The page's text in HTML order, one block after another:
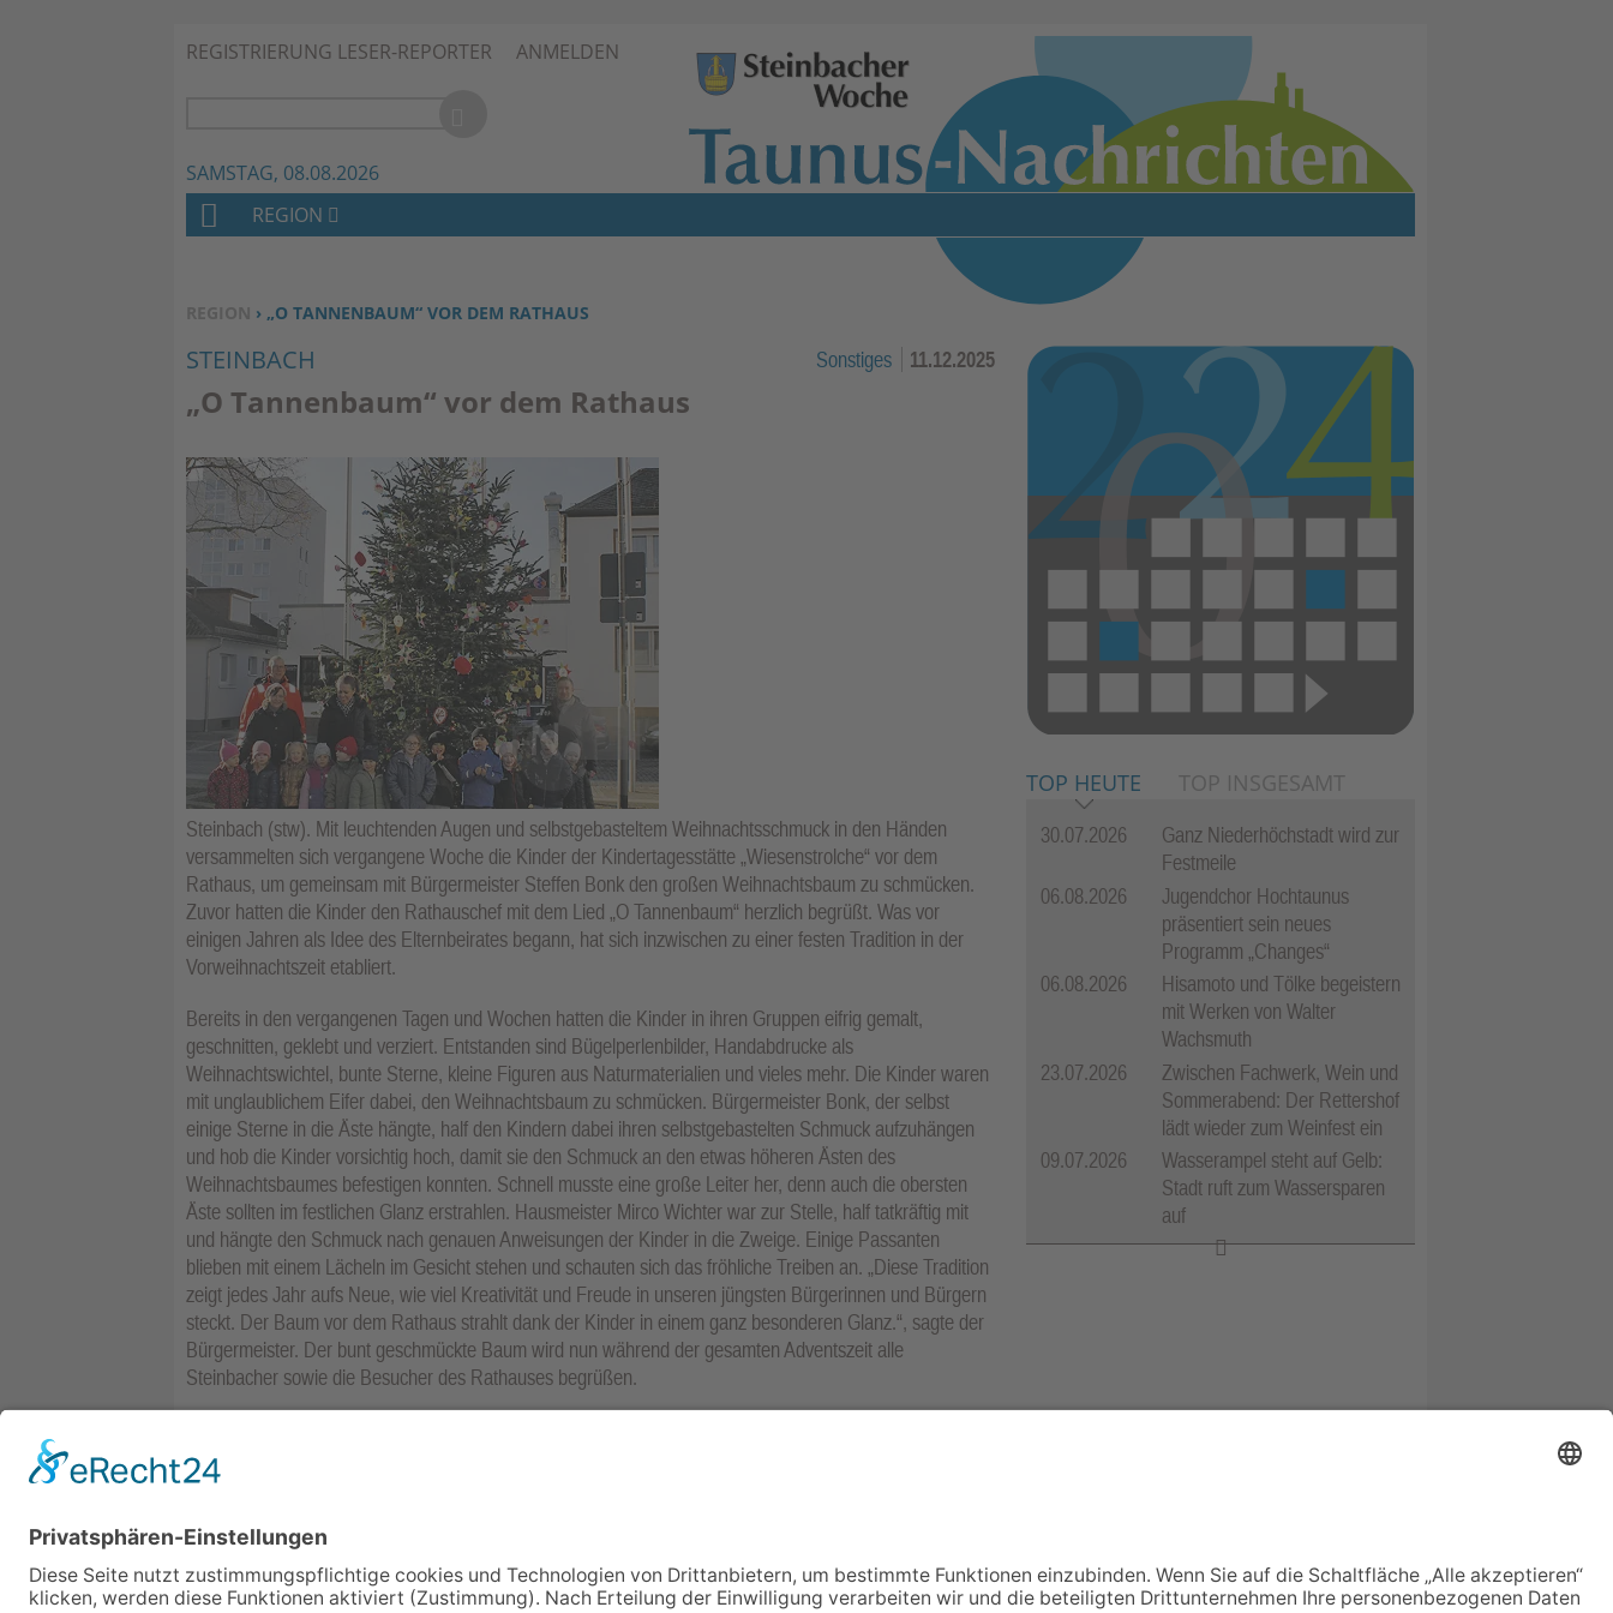
Zum Inhalt springen ↓
REGISTRIERUNG LESER-REPORTER ANMELDEN
SAMSTAG, 08.08.2026
SIE BEFINDEN SICH HIER:
REGION › „O TANNENBAUM“ VOR DEM RATHAUS
STEINBACH Sonstiges 11.12.2025
„O Tannenbaum“ vor dem Rathaus
Steinbach (stw). Mit leuchtenden Augen und selbstgebasteltem Weihnachtsschmuck in den Händen
versammelten sich vergangene Woche die Kinder der Kindertagesstätte „Wiesenstrolche“ vor dem
Rathaus, um gemeinsam mit Bürgermeister Steffen Bonk den großen Weihnachtsbaum zu schmücken.
Zuvor hatten die Kinder den Rathauschef mit dem Lied „O Tannenbaum“ herzlich begrüßt. Was vor
einigen Jahren als Idee des Elternbeirates begann, hat sich inzwischen zu einer festen Tradition in der
Vorweihnachtszeit etabliert.
Bereits in den vergangenen Tagen und Wochen hatten die Kinder in ihren Gruppen eifrig gemalt,
geschnitten, geklebt und verziert. Entstanden sind Bügelperlenbilder, Handabdrucke als
Weihnachtswichtel, bunte Sterne, kleine Figuren aus Naturmaterialien und vieles mehr. Die Kinder waren
mit unglaublichem Eifer dabei, den Weihnachtsbaum zu schmücken. Bürgermeister Bonk, der selbst
einige Sterne in die Äste hängte, half den Kindern dabei ihren selbstgebastelten Schmuck aufzuhängen
und hob die Kinder vorsichtig hoch, damit sie den Schmuck an den etwas höheren Ästen des
Weihnachtsbaumes befestigen konnten. Schnell musste eine große Leiter her, denn auch die obersten
Äste sollten im festlichen Glanz erstrahlen. Hausmeister Mirco Wichter war zur Stelle, half tatkräftig mit
und hängte den Schmuck nach genauen Anweisungen der Kinder in die Zweige. Einige Passanten
blieben mit einem Lächeln im Gesicht stehen und schauten sich das fröhliche Treiben an. „Diese Tradition
zeigt jedes Jahr aufs Neue, wie viel Kreativität und Freude in unseren jüngsten Bürgerinnen und Bürgern
steckt. Der Baum vor dem Rathaus strahlt dank der Kinder in einem ganz besonderen Glanz.“, sagte der
Bürgermeister. Der bunt geschmückte Baum wird nun während der gesamten Adventszeit alle
Steinbacher sowie die Besucher des Rathauses begrüßen.
Leiterin Isabel Gralow (Zweite v. l.), Erzieherin Jana Krebs (l.) und Hausmeister Mirco Wichter (hinten l.)
über den gemeinsam geschmückten Baum in seiner ganzen Pracht.Foto: Janina Kühne
TOP HEUTE TOP INSGESAMT
30.07.2026
Ganz Niederhöchstadt wird zur
Festmeile
06.08.2026
Jugendchor Hochtaunus
präsentiert sein neues
Programm „Changes“
06.08.2026
Hisamoto und Tölke begeistern
mit Werken von Walter
Wachsmuth
23.07.2026
Zwischen Fachwerk, Wein und
Sommerabend: Der Rettershof
lädt wieder zum Weinfest ein
09.07.2026
Wasserampel steht auf Gelb:
Stadt ruft zum Wassersparen
auf
H
M
E
REGION
NACH OBEN